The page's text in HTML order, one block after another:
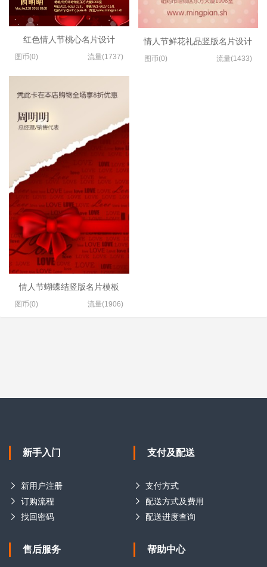
红色情人节桃心名片设计
图币(0) 流量(1737)
情人节蝴蝶结竖版名片模板
图币(0) 流量(1906)
情人节鲜花礼品竖版名片设计
图币(0) 流量(1433)
新手入门
新用户注册
订购流程
找回密码
支付及配送
支付方式
配送方式及费用
配送进度查询
售后服务 帮助中心